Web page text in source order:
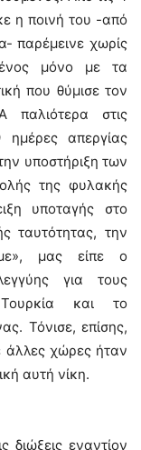
η ποινή του -από
παρέμεινε χωρίς
μόνο με τα
που θύμισε τον
στις
απεργίας
υποστήριξη των
της φυλακής
υποταγής στο
ταυτότητας, την
μας είπε ο
για τους
Τουρκία και το
Τόνισε, επίσης,
άλλες χώρες ήταν
αυτή νίκη.
διώξεις εναντίον